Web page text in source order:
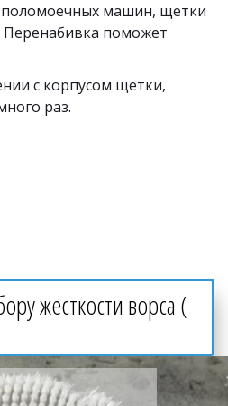
машин, щетки
поможет
с корпусом щетки,
раз.
жесткости ворса (